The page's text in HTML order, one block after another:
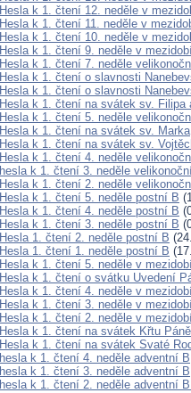
Hesla k 1. čtení 12. neděle v
Hesla k 1. čtení 11. neděle v
Hesla k 1. čtení 10. neděle v
Hesla k 1. čtení 9. neděle v
Hesla k 1. čtení 7. neděle
Hesla k 1. čtení o slavnosti
Hesla k 1. čtení o slavnosti
Hesla k 1. čtení na svátek sv. Filipa
Hesla k 1. čtení 5. neděle
Hesla k 1. čtení na svátek sv. Marka
Hesla k 1. čtení na svátek sv.
Hesla k 1. čtení 4. neděle
hesla k 1. čtení 3. neděle
Hesla k 1. čtení 2. neděle
Hesla k 1. čtení 5. neděle postní B
Hesla k 1. čtení 4. neděle postní B
Hesla k 1. čtení 3. neděle postní B
Hesla 1. čtení 2. neděle postní B
Hesla 1. čtení 1. neděle postní B
Hesla k 1. čtení 5. neděle v
Hesla k 1. čtení o svátku Uvedení
Hesla k 1. čtení 4. neděle v
Hesla k 1. čtení 3. neděle v
Hesla k 1. čtení 2. neděle v
Hesla k 1. čtení na svátek Křtu
Hesla k 1. čtení na svátek Svaté
hesla k 1. čtení 4. neděle adventní B
hesla k 1. čtení 3. neděle adventní B
hesla k 1. čtení 2. neděle adventní